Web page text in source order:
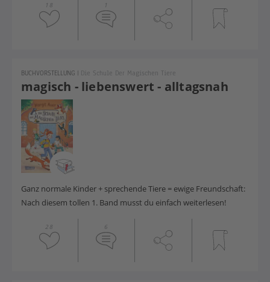
18 1
magisch - liebenswert - alltagsnah
BUCHVORSTELLUNG | Die Schule Der Magischen Tiere
Ganz normale Kinder + sprechende Tiere = ewige Freundschaft:
Nach diesem tollen 1. Band musst du einfach weiterlesen!
28 6